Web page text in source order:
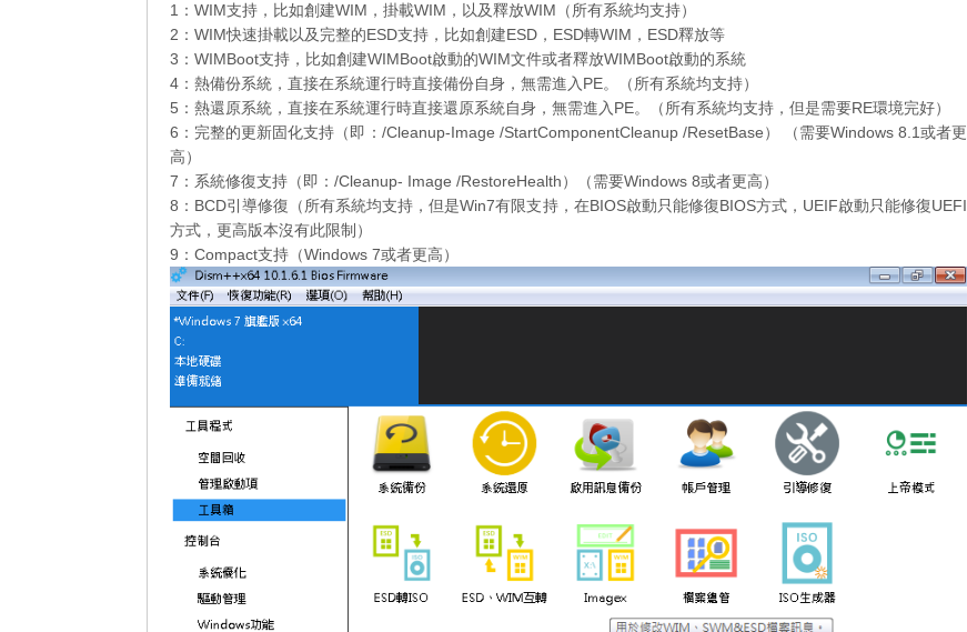
1：WIM支持，比如創建WIM，掛載WIM，以及釋放WIM（所有系統均支持）
2：WIM快速掛載以及完整的ESD支持，比如創建ESD，ESD轉WIM，ESD釋放等
3：WIMBoot支持，比如創建WIMBoot啟動的WIM文件或者釋放WIMBoot啟動的系統
4：熱備份系統，直接在系統運行時直接備份自身，無需進入PE。（所有系統均支持）
5：熱還原系統，直接在系統運行時直接還原系統自身，無需進入PE。（所有系統均支持，但是需要RE環境完好）
6：完整的更新固化支持（即：/Cleanup-Image /StartComponentCleanup /ResetBase） （需要Windows 8.1或者更
高）
7：系統修復支持（即：/Cleanup- Image /RestoreHealth）（需要Windows 8或者更高）
8：BCD引導修復（所有系統均支持，但是Win7有限支持，在BIOS啟動只能修復BIOS方式，UEIF啟動只能修復UEFI
方式，更高版本沒有此限制）
9：Compact支持（Windows 7或者更高）